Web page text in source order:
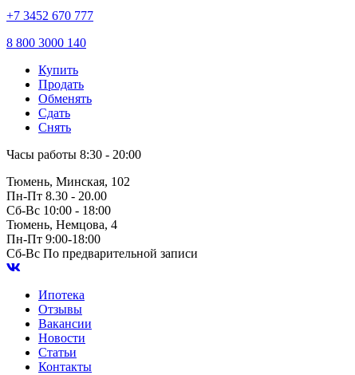
+7 3452 670 777
8 800 3000 140
Купить
Продать
Обменять
Сдать
Снять
Часы работы 8:30 - 20:00
Тюмень, Минская, 102
Пн-Пт 8.30 - 20.00
Сб-Вс 10:00 - 18:00
Тюмень, Немцова, 4
Пн-Пт 9:00-18:00
Сб-Вс По предварительной записи
Ипотека
Отзывы
Вакансии
Новости
Статьи
Контакты